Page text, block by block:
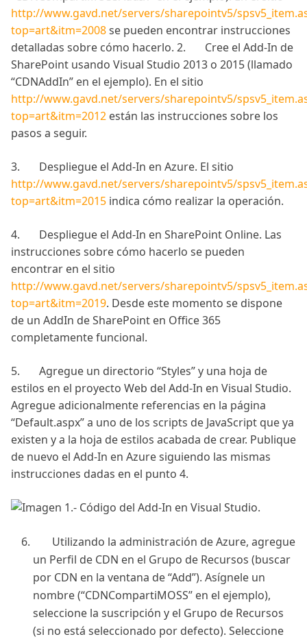
http://www.gavd.net/servers/sharepointv5/
top=art&itm=2008se pueden encontrar instrucciones
detalladas sobre cómo hacerlo. 2. Cree el Add-In de
SharePoint usando Visual Studio 2013 o 2015 (llamado
“CDNAddIn” en el ejemplo). En el sitio
http://www.gavd.net/servers/sharepointv5/
top=art&itm=2012 están las instrucciones sobre los
pasos a seguir.
3. Despliegue el Add-In en Azure. El sitio
http://www.gavd.net/servers/sharepointv5/
top=art&itm=2015 indica cómo realizar la operación.
4. Despliegue el Add-In en SharePoint Online. Las
instrucciones sobre cómo hacerlo se pueden
encontrar en el sitio
http://www.gavd.net/servers/sharepointv5/
top=art&itm=2019. Desde este momento se dispone
de un AddIn de SharePoint en Office 365
completamente funcional.
5. Agregue un directorio “Styles” y una hoja de
estilos en el proyecto Web del Add-In en Visual Studio.
Agregue adicionalmente referencias en la página
“Default.aspx” a uno de los scripts de JavaScript que ya
existen y a la hoja de estilos acabada de crear. Publique
de nuevo el Add-In en Azure siguiendo las mismas
instrucciones dadas en el punto 4.
Utilizando la administración de Azure, agregue
un Perfil de CDN en el Grupo de Recursos (buscar
por CDN en la ventana de “Add”). Asígnele un
nombre (“CDNCompartiMOSS” en el ejemplo),
seleccione la suscripción y el Grupo de Recursos
(si no está seleccionado por defecto). Seleccione